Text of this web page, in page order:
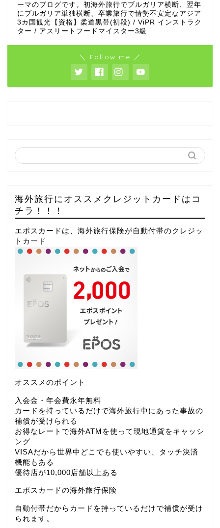
ーマのブログです。初海外旅行でブルガリア横断、翌年
にブルガリア単独横断、卒業旅行で情勢不安定なアジア
3カ国観光【資格】柔道黒帯(初段) / ViPR インストラク
ター / アスリートフードマイスター3級
＼ Follow me ／
海外旅行にオススメクレジットカードはコ
チラ！！！
エポスカードは、海外旅行保険が自動付帯のクレジッ
トカード
オススメのポイント
入会金・年会費永年無料
カードを持っているだけで海外旅行中にあった事故の
補償が受けられる
お得なレートで海外ATMを使って現地通貨をキャッシ
ング
VISAだから世界中どこでも使いやすい、タッチ決済
機能もある
優待店が10,000店舗以上ある
エポスカードの海外旅行保険
自動付帯だからカードを持っているだけで補償が受け
られます。